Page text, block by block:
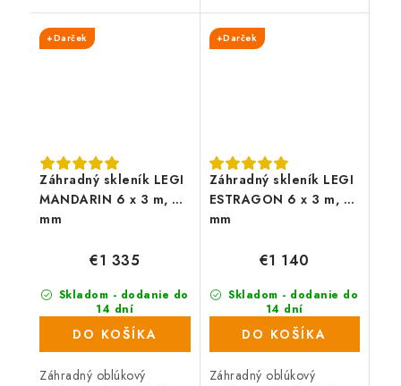
na podmurovku. Praktické
posuvné dvere s výškou
konštrukcii vysokú
odolnosť proti vetru i
snehu. Skleník je osadený
Záhradný skleník LEGI
MANDARIN 6 x 3 m, 6
mm
+Darček
Skladom - dodanie do
14 dní
(4 ks)
€1 335
DO KOŠÍKA
Záhradný oblúkový
Záhradný skleník LEGI
ESTRAGON 6 x 3 m, 6
mm
+Darček
Skladom - dodanie do
14 dní
(27 ks)
€1 140
DO KOŠÍKA
Záhradný oblúkový